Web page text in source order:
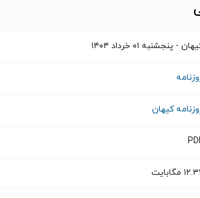
- پنجشنبه ۰۱ خرداد ۱۴۰۴
کیهان
مگابایت